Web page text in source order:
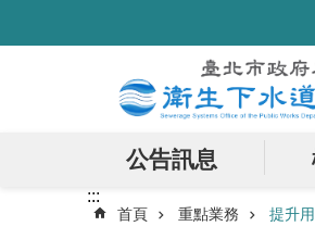
公告訊息
:::
首頁 重點業務 提升